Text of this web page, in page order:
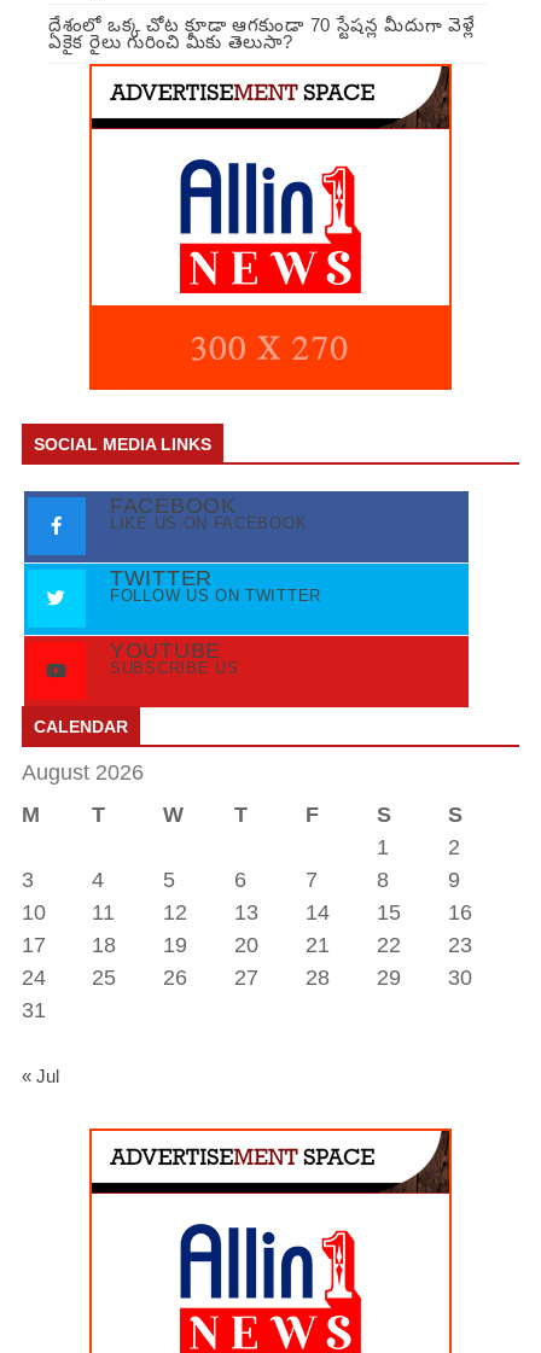
దేశంలో ఒక్క చోట కూడా ఆగకుండా 70 స్టేషన్ల మీదుగా వెళ్లే
ఏకైక రైలు గురించి మీకు తెలుసా?
SOCIAL MEDIA LINKS
FACEBOOK
LIKE US ON FACEBOOK
TWITTER
FOLLOW US ON TWITTER
YOUTUBE
SUBSCRIBE US
CALENDAR
August 2026
M
T W T F S
S
1
2
3
4 5 6 7 8
9
10
11 12 13 14 15
16
17
18 19 20 21 22
23
24
25 26 27 28 29
30
31
« Jul